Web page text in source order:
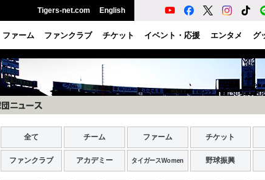
Tigers-net.com English
ファーム ファンクラブ チケット イベント・応援 エンタメ グ
全て チーム ファーム チケット
ファンクラブ アカデミー タイガースWomen 野球振興